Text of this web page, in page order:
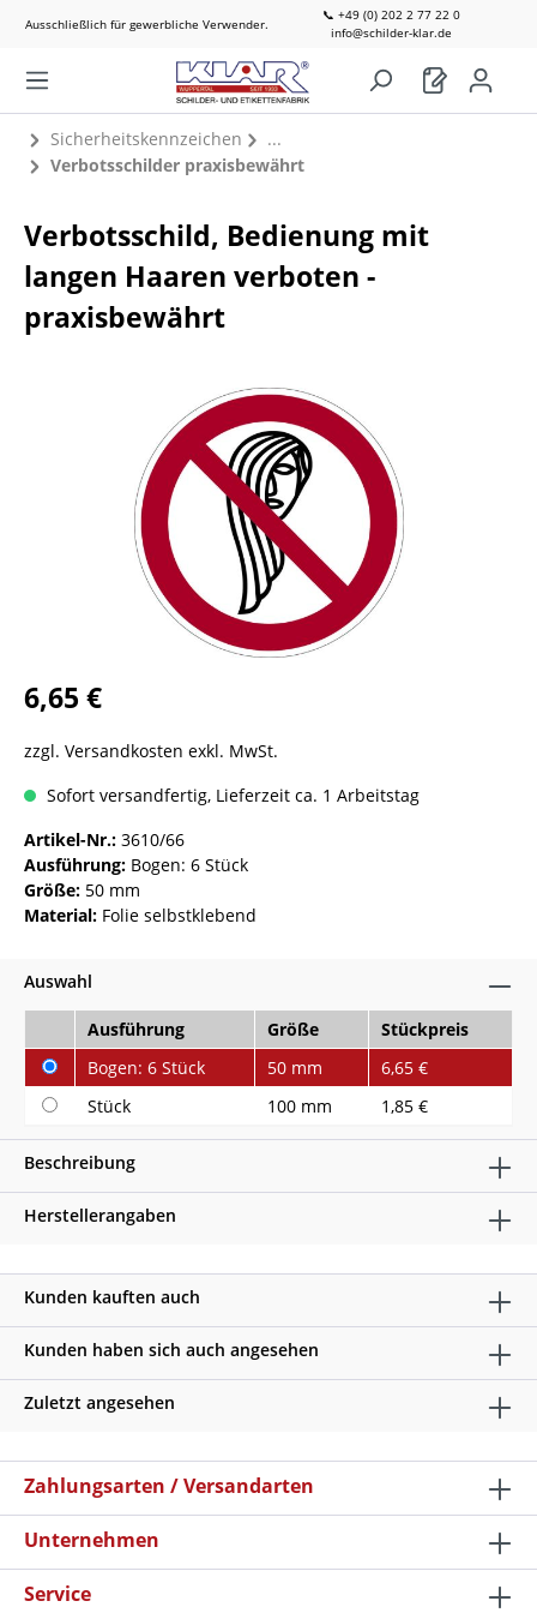
Ausschließlich für gewerbliche Verwender.
📞 +49 (0) 202 2 77 22 0
info@schilder-klar.de
Sicherheitskennzeichen
Verbotsschilder praxisbewährt
Verbotsschild, Bedienung mit
langen Haaren verboten -
praxisbewährt
6,65 €
zzgl. Versandkosten exkl. MwSt.
Sofort versandfertig, Lieferzeit ca. 1 Arbeitstag
Artikel-Nr.: 3610/66
Ausführung: Bogen: 6 Stück
Größe: 50 mm
Material: Folie selbstklebend
Auswahl
Ausführung Größe
Stückpreis
Bogen: 6 Stück
50 mm
6,65 €
Stück
100 mm 1,85 €
Beschreibung
Herstellerangaben
Kunden kauften auch
Kunden haben sich auch angesehen
Zuletzt angesehen
Zahlungsarten / Versandarten
Unternehmen
Service